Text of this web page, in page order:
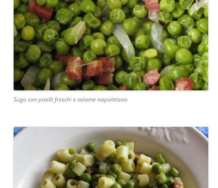
Sugo con piselli freschi e salame napoletano